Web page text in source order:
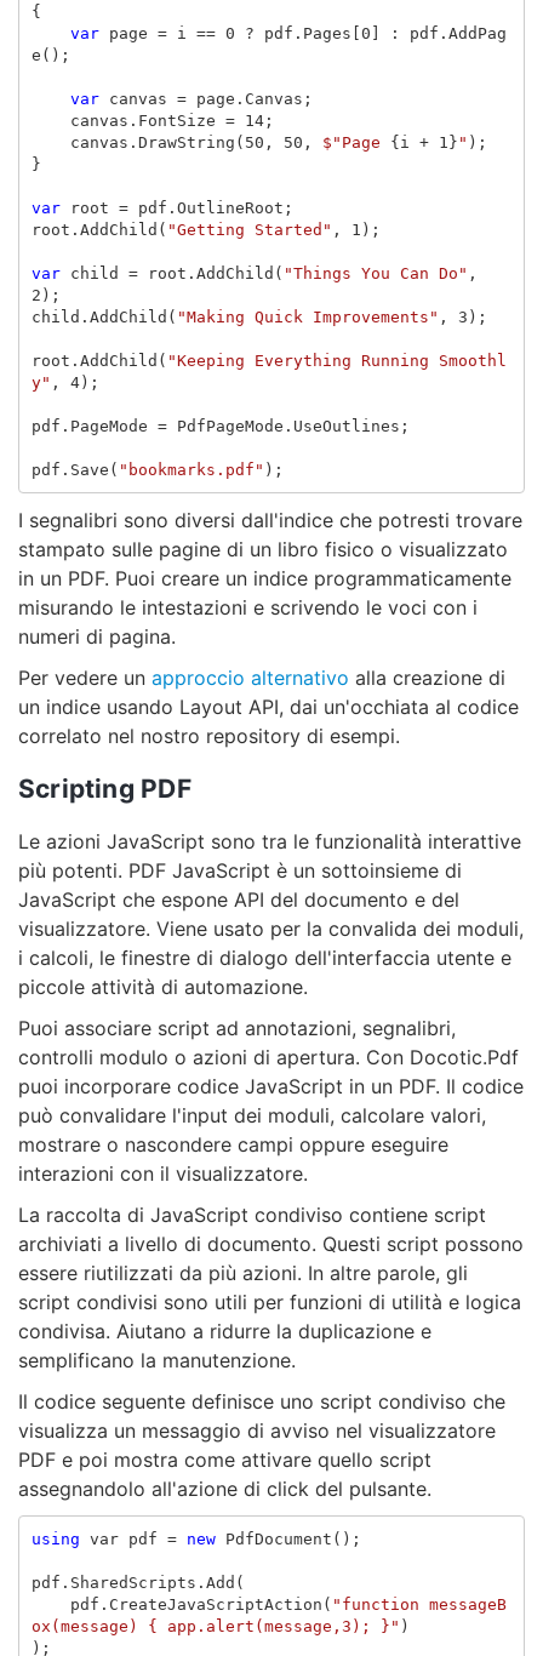
{
var
page = i == 0 ? pdf . Pages 0 : pdf . AddPag
e ();
var canvas = page . Canvas ;
canvas . FontSize = 14;
canvas . DrawString ( 50 , 50 , $"Page { i + 1 } " );
}
var root = pdf . OutlineRoot ;
root . AddChild ( "Getting Started" , 1 );
var child = root . AddChild ( "Things You Can Do" ,
2 );
child . AddChild ( "Making Quick Improvements" , 3 );
root . AddChild ( "Keeping Everything Running Smoothl
y" , 4);
pdf . PageMode = PdfPageMode . UseOutlines ;
pdf . Save ( "bookmarks.pdf" );
I segnalibri sono diversi dall'indice che potresti trovare
stampato sulle pagine di un libro fisico o visualizzato
in un PDF. Puoi creare un indice programmaticamente
misurando le intestazioni e scrivendo le voci con i
numeri di pagina.
Per vedere un approccio alternativo alla creazione di
un indice usando Layout API, dai un'occhiata al codice
correlato nel nostro repository di esempi.
Scripting PDF
Le azioni JavaScript sono tra le funzionalità interattive
più potenti. PDF JavaScript è un sottoinsieme di
JavaScript che espone API del documento e del
visualizzatore. Viene usato per la convalida dei moduli,
i calcoli, le finestre di dialogo dell'interfaccia utente e
piccole attività di automazione.
Puoi associare script ad annotazioni, segnalibri,
controlli modulo o azioni di apertura. Con Docotic.Pdf
puoi incorporare codice JavaScript in un PDF. Il codice
può convalidare l'input dei moduli, calcolare valori,
mostrare o nascondere campi oppure eseguire
interazioni con il visualizzatore.
La raccolta di JavaScript condiviso contiene script
archiviati a livello di documento. Questi script possono
essere riutilizzati da più azioni. In altre parole, gli
script condivisi sono utili per funzioni di utilità e logica
condivisa. Aiutano a ridurre la duplicazione e
semplificano la manutenzione.
Il codice seguente definisce uno script condiviso che
visualizza un messaggio di avviso nel visualizzatore
PDF e poi mostra come attivare quello script
assegnandolo all'azione di click del pulsante.
using var pdf = new PdfDocument ();
pdf . SharedScripts . Add (
pdf . CreateJavaScriptAction ( "function messageB
ox(message) { app.alert(message,3); }" )
);